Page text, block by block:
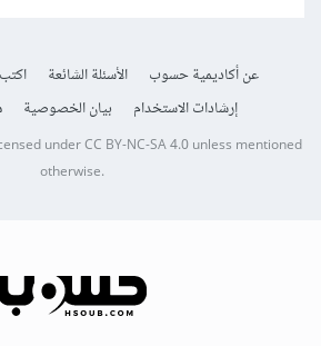
عن أكاديمية حسوب الأسئلة الشائعة
إرشادات الاستخدام
بيان الخصوصية
underCC BY-NC-SA 4.0unless mentioned
otherwise.